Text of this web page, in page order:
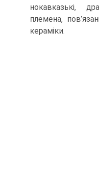
нокавказькі,
племена,
кераміки.